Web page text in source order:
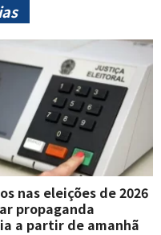
nas eleições de 2026
propaganda
a partir de amanhã